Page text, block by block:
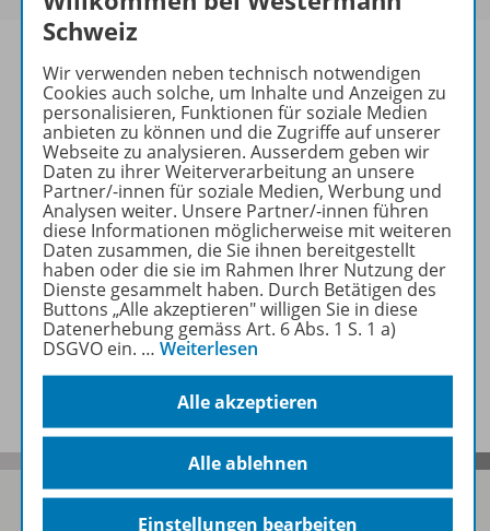
Produktinformationen
Beschreibung
Zugehörige Produkte
Benachrichtigungs-Service
Schweiz
Wir verwenden neben technisch notwendigen
Cookies auch solche, um Inhalte und Anzeigen zu
personalisieren, Funktionen für soziale Medien
anbieten zu können und die Zugriffe auf unserer
Webseite zu analysieren. Ausserdem geben wir
Daten zu ihrer Weiterverarbeitung an unsere
Partner/-innen für soziale Medien, Werbung und
Analysen weiter. Unsere Partner/-innen führen
diese Informationen möglicherweise mit weiteren
Daten zusammen, die Sie ihnen bereitgestellt
haben oder die sie im Rahmen Ihrer Nutzung der
Dienste gesammelt haben. Durch Betätigen des
Buttons „Alle akzeptieren" willigen Sie in diese
Datenerhebung gemäss Art. 6 Abs. 1 S. 1 a)
DSGVO ein. … Weiterlesen
Alle akzeptieren
Alle ablehnen
Einstellungen bearbeiten